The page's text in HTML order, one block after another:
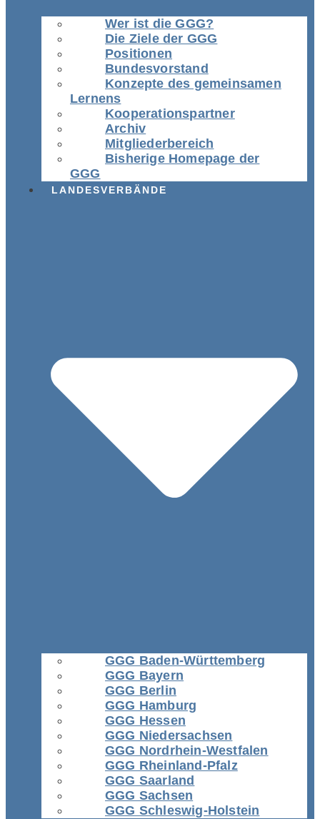
Wer ist die GGG?
Die Ziele der GGG
Positionen
Bundesvorstand
Konzepte des gemeinsamen
Lernens
Kooperationspartner
Archiv
Mitgliederbereich
Bisherige Homepage der
GGG
LANDESVERBÄNDE
GGG Baden-Württemberg
GGG Bayern
GGG Berlin
GGG Hamburg
GGG Hessen
GGG Niedersachsen
GGG Nordrhein-Westfalen
GGG Rheinland-Pfalz
GGG Saarland
GGG Sachsen
GGG Schleswig-Holstein